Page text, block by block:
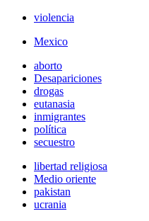
violencia
Mexico
aborto
Desapariciones
drogas
eutanasia
inmigrantes
política
secuestro
libertad religiosa
Medio oriente
pakistan
ucrania